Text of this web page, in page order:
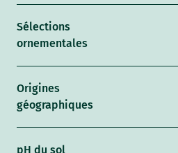
Sélections
ornementales
Origines
géographiques
pH du sol